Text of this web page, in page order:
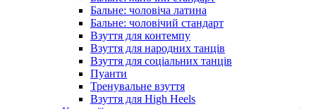
Бальне: чоловіча латина
Бальне: чоловічий стандарт
Взуття для контемпу
Взуття для народних танців
Взуття для соціальних танців
Пуанти
Тренувальне взуття
Взуття для High Heels